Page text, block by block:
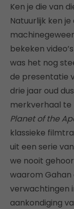
Ken je die van
Natuurlijk ken
bekeken
was het nog
de presentatie
drie jaar oud
merkverhaal te
Planet of the
klassieke
uit een serie
we nooit
waarom Gahan
verwachtingen
aankondiging